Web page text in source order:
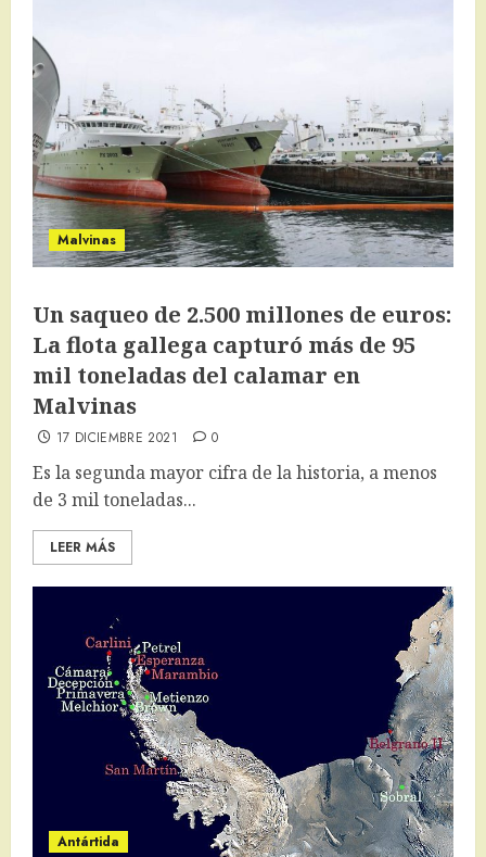
Malvinas
Un saqueo de 2.500 millones de euros:
La flota gallega capturó más de 95
mil toneladas del calamar en
Malvinas
17 DICIEMBRE 2021 0
Es la segunda mayor cifra de la historia, a menos
de 3 mil toneladas...
LEER MÁS
Antártida